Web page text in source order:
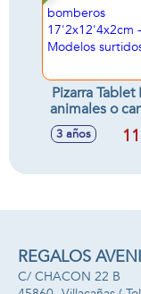
Pizarra Tablet
animales o
bomberos
3 años
REGALOS
C/ CHACON 22 B